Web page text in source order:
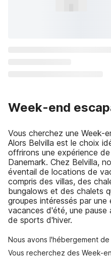
Week-end
Vous cherchez une Week-
Alors Belvilla est le choix
offrirons une expérience
Danemark. Chez Belvilla,
éventail de locations de
compris des villas, des
bungalows et des chalets
groupes intéressés par
vacances d'été, une pause
de sports d'hiver.
Nous avons l'hébergement
Vous recherchez des Week-